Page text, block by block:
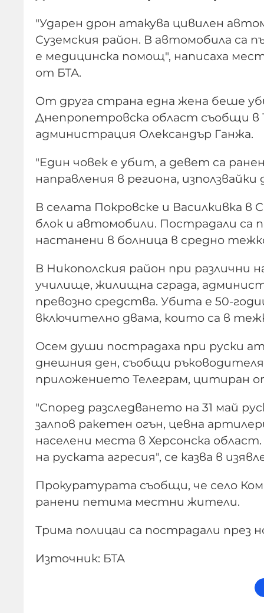
"Ударен дрон атакува цивилен
Суземския район. В автомобила са
е медицинска помощ", написаха
от БТА.
От друга страна една жена беше
Днепропетровска област съобщи
администрация Олександър Ганжа.
"Един човек е убит, а девет са
направления в региона,
В селата Покровске и Василкивка
блок и автомобили. Пострадали
настанени в болница в средно
В Никополския район при различни
училище, жилищна сграда,
превозно средства. Убита е 50-
включително двама, които са в
Осем души пострадаха при руски
днешния ден, съобщи
приложението Телеграм, цитиран
"Според разследването на 31 май
залпов ракетен огън, цевна
населени места в Херсонска
на руската агресия", се казва в
Прокуратурата съобщи, че село
ранени петима местни жители.
Трима полицаи са пострадали през
Източник: БТА